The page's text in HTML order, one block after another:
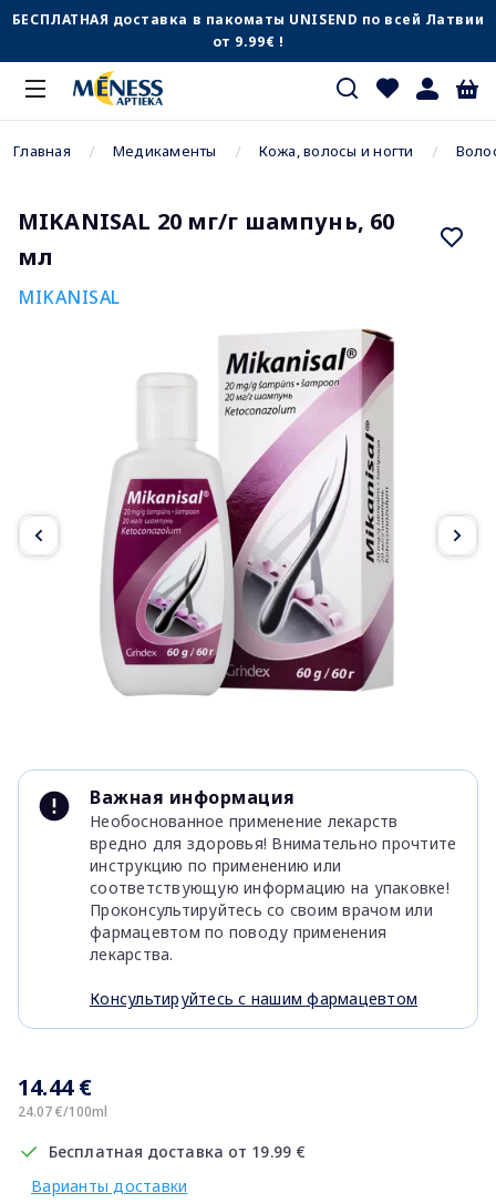
БЕСПЛАТНАЯ доставка в пакоматы UNISEND по всей Латвии
от 9.99€ !
Главная Медикаменты Кожа, волосы и ногти
MIKANISAL 20 мг/г шампунь, 60
мл
MIKANISAL
Важная информация
Необоснованное применение лекарств
вредно для здоровья! Внимательно прочтите
инструкцию по применению или
соответствующую информацию на упаковке!
Проконсультируйтесь со своим врачом или
фармацевтом по поводу применения
лекарства.
Консультируйтесь с нашим фармацевтом
14.44 €
24.07 €/100ml
Бесплатная доставка от 19.99 €
Варианты доставки